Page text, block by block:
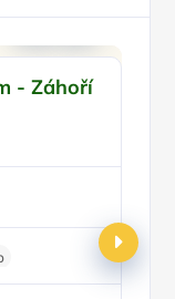
- Záhoří